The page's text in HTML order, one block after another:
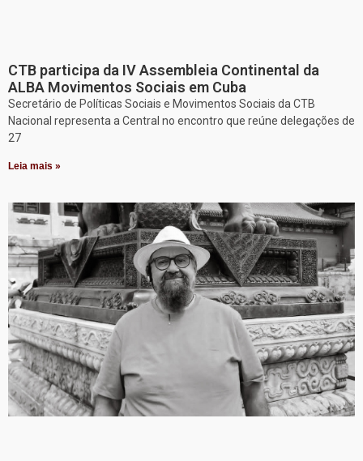
CTB participa da IV Assembleia Continental da
ALBA Movimentos Sociais em Cuba
Secretário de Políticas Sociais e Movimentos Sociais da CTB
Nacional representa a Central no encontro que reúne delegações de
27
Leia mais »